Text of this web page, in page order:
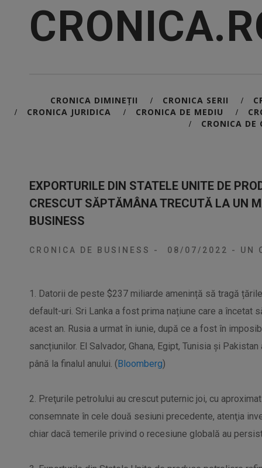
CRONICA DIMINEȚII / CRONICA SERII /
/ CRONICA JURIDICA / CRONICA DE MEDIU /
/ CRONICA DE
EXPORTURILE DIN STATELE UNITE DE
CRESCUT SĂPTĂMÂNA TRECUTĂ LA UN
BUSINESS
CRONICA DE BUSINESS - 08/07/2022 - UN
1. Datorii de peste $237 miliarde amenință să tragă
default-uri. Sri Lanka a fost prima națiune care a
acest an. Rusia a urmat în iunie, după ce a fost în
sancțiunilor. El Salvador, Ghana, Egipt, Tunisia și
până la finalul anului. (Bloomberg)
2. Preţurile petrolului au crescut puternic joi, cu
consemnate în cele două sesiuni precedente, atenţia
chiar dacă temerile privind o recesiune globală au